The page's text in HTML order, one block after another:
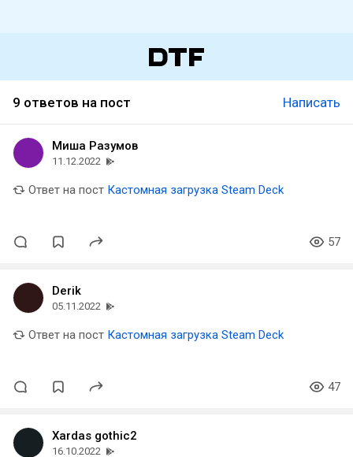
9 ответов на пост Написать
Миша Разумов
11.12.2022
Ответ на пост Кастомная загрузка Steam Deck
57
Derik
05.11.2022
Ответ на пост Кастомная загрузка Steam Deck
47
Xardas gothic2
16.10.2022